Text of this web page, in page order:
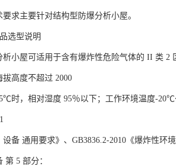
要求主要针对结构型防爆分析小屋。
选型说明
析小屋可适用于含有爆炸性危险气体的 II 类
拔高度不超过 2000
时，相对湿度 95％以下；工作环境温度-
设备 通用要求》、GB3836.2-2010《爆炸性环
第 5 部分：